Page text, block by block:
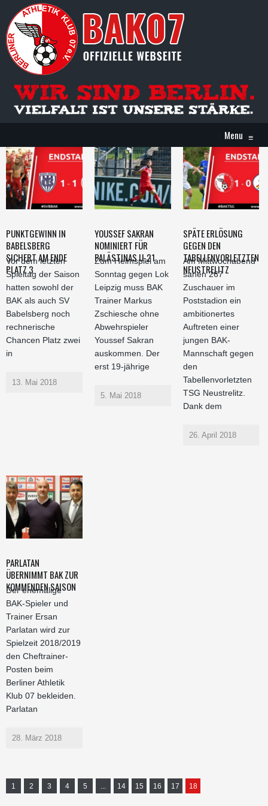
Menu ≡
PUNKTGEWINN IN
BABELSBERG
SICHERT AM ENDE
PLATZ 3
Vor dem letzten
Spieltag der Saison
hatten sowohl der
BAK als auch SV
Babelsberg noch
rechnerische
Chancen Platz zwei
in
13. Mai 2018
YOUSSEF SAKRAN
NOMINIERT FÜR
PALÄSTINAS U-21
Zum Heimspiel am
Sonntag gegen Lok
Leipzig muss BAK
Trainer Markus
Zschiesche ohne
Abwehrspieler
Youssef Sakran
auskommen. Der
erst 19-jährige
5. Mai 2018
SPÄTE ERLÖSUNG
GEGEN DEN
TABELLENVORLETZTEN
NEUSTRELITZ
Am Mittwochabend
sahen 267
Zuschauer im
Poststadion ein
ambitionertes
Auftreten einer
jungen BAK-
Mannschaft gegen
den
Tabellenvorletzten
TSG Neustrelitz.
Dank dem
26. April 2018
PARLATAN
ÜBERNIMMT BAK ZUR
KOMMENDEN SAISON
Der ehemalige
BAK-Spieler und
Trainer Ersan
Parlatan wird zur
Spielzeit 2018/2019
den Cheftrainer-
Posten beim
Berliner Athletik
Klub 07 bekleiden.
Parlatan
28. März 2018
1 2 3 4 5 14 15 16 17 18